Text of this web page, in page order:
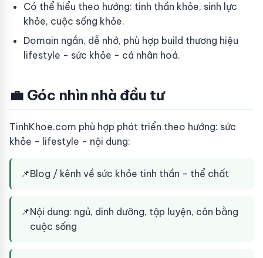
Có thể hiểu theo hướng: tinh thần khỏe, sinh lực
khỏe, cuộc sống khỏe.
Domain ngắn, dễ nhớ, phù hợp build thương hiệu
lifestyle - sức khỏe - cá nhân hoá.
💼 Góc nhìn nhà đầu tư
TinhKhoe.com phù hợp phát triển theo hướng: sức
khỏe - lifestyle - nội dung:
📌Blog / kênh về sức khỏe tinh thần - thể chất
📌Nội dung: ngủ, dinh dưỡng, tập luyện, cân bằng
cuộc sống